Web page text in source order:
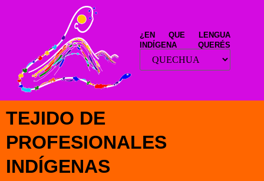
¿EN QUE LENGUA
INDÍGENA QUERÉS
LEER ESTE SITIO?
TEJIDO DE
PROFESIONALES
INDÍGENAS